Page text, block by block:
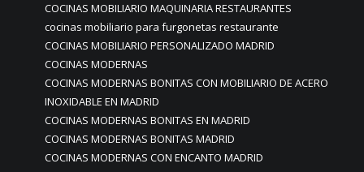
COCINAS MOBILIARIO MAQUINARIA RESTAURANTES
cocinas mobiliario para furgonetas restaurante
COCINAS MOBILIARIO PERSONALIZADO MADRID
COCINAS MODERNAS
COCINAS MODERNAS BONITAS CON MOBILIARIO DE ACERO
INOXIDABLE EN MADRID
COCINAS MODERNAS BONITAS EN MADRID
COCINAS MODERNAS BONITAS MADRID
COCINAS MODERNAS CON ENCANTO MADRID